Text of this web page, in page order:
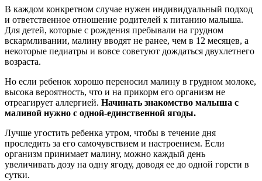
В каждом конкретном случае нужен индивидуальный подход
и ответственное отношение родителей к питанию малыша.
Для детей, которые с рождения пребывали на грудном
вскармливании, малину вводят не ранее, чем в 12 месяцев, а
некоторые педиатры и вовсе советуют дождаться двухлетнего
возраста.
Но если ребенок хорошо переносил малину в грудном молоке,
высока вероятность, что и на прикорм его организм не
отреагирует аллергией. Начинать знакомство малыша с
малиной нужно с одной-единственной ягоды.
Лучше угостить ребенка утром, чтобы в течение дня
проследить за его самочувствием и настроением. Если
организм принимает малину, можно каждый день
увеличивать дозу на одну ягоду, доводя ее до одной горсти в
сутки.